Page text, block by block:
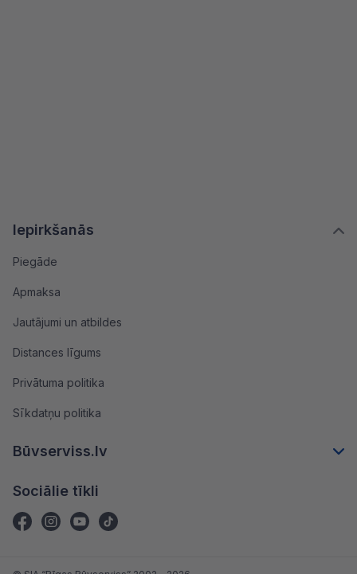
Iepirkšanās
Piegāde
Apmaksa
Jautājumi un atbildes
Distances līgums
Privātuma politika
Sīkdatņu politika
Būvserviss.lv
Sociālie tīkli